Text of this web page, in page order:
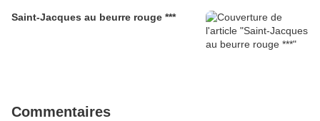
Saint-Jacques au beurre rouge ***
Commentaires